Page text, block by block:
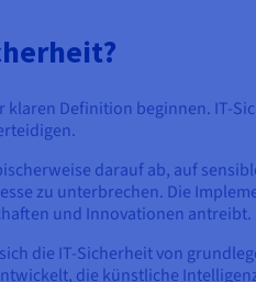
klaren Definition beginnen. IT-
darauf ab, auf
zu unterbrechen. Die
und Innovationen antreibt.
die IT-Sicherheit von
die künstliche